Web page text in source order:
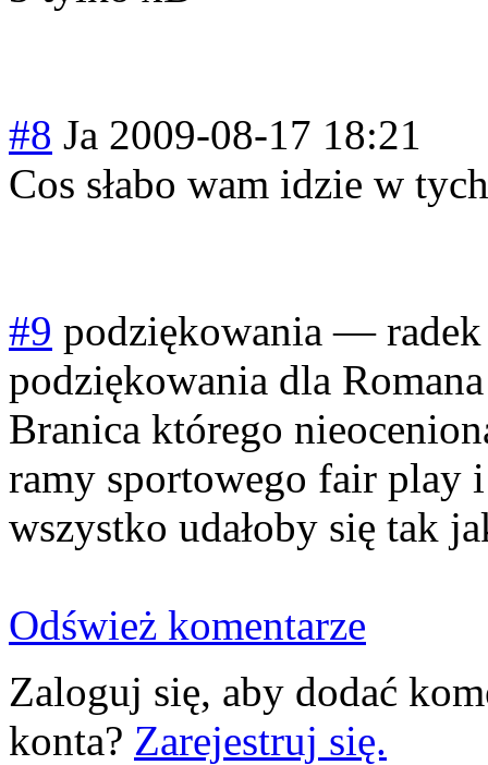
#8 Ja 2009-08-17 18:21
Cos słabo wam idzie w
#9 podziękowania — radek
podziękowania dla
Branica którego
ramy sportowego fair play
wszystko udałoby się tak
Odśwież komentarze
Zaloguj się, aby dodać
konta? Zarejestruj się.